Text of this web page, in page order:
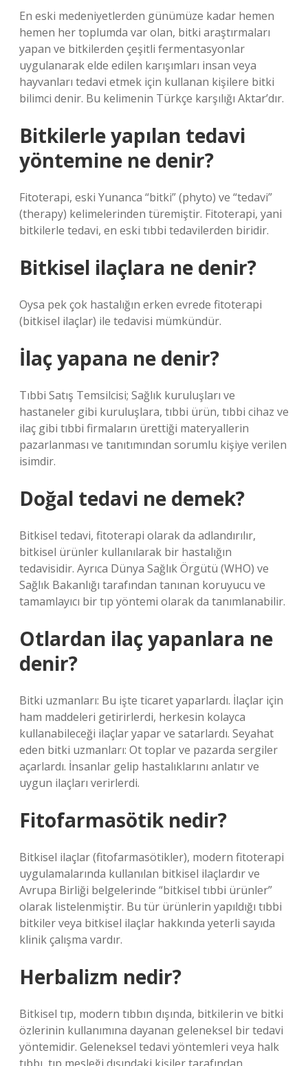
En eski medeniyetlerden günümüze kadar hemen
hemen her toplumda var olan, bitki araştırmaları
yapan ve bitkilerden çeşitli fermentasyonlar
uygulanarak elde edilen karışımları insan veya
hayvanları tedavi etmek için kullanan kişilere bitki
bilimci denir. Bu kelimenin Türkçe karşılığı Aktar’dır.
Bitkilerle yapılan tedavi
yöntemine ne denir?
Fitoterapi, eski Yunanca “bitki” (phyto) ve “tedavi”
(therapy) kelimelerinden türemiştir. Fitoterapi, yani
bitkilerle tedavi, en eski tıbbi tedavilerden biridir.
Bitkisel ilaçlara ne denir?
Oysa pek çok hastalığın erken evrede fitoterapi
(bitkisel ilaçlar) ile tedavisi mümkündür.
İlaç yapana ne denir?
Tıbbi Satış Temsilcisi; Sağlık kuruluşları ve
hastaneler gibi kuruluşlara, tıbbi ürün, tıbbi cihaz ve
ilaç gibi tıbbi firmaların ürettiği materyallerin
pazarlanması ve tanıtımından sorumlu kişiye verilen
isimdir.
Doğal tedavi ne demek?
Bitkisel tedavi, fitoterapi olarak da adlandırılır,
bitkisel ürünler kullanılarak bir hastalığın
tedavisidir. Ayrıca Dünya Sağlık Örgütü (WHO) ve
Sağlık Bakanlığı tarafından tanınan koruyucu ve
tamamlayıcı bir tıp yöntemi olarak da tanımlanabilir.
Otlardan ilaç yapanlara ne
denir?
Bitki uzmanları: Bu işte ticaret yaparlardı. İlaçlar için
ham maddeleri getirirlerdi, herkesin kolayca
kullanabileceği ilaçlar yapar ve satarlardı. Seyahat
eden bitki uzmanları: Ot toplar ve pazarda sergiler
açarlardı. İnsanlar gelip hastalıklarını anlatır ve
uygun ilaçları verirlerdi.
Fitofarmasötik nedir?
Bitkisel ilaçlar (fitofarmasötikler), modern fitoterapi
uygulamalarında kullanılan bitkisel ilaçlardır ve
Avrupa Birliği belgelerinde “bitkisel tıbbi ürünler”
olarak listelenmiştir. Bu tür ürünlerin yapıldığı tıbbi
bitkiler veya bitkisel ilaçlar hakkında yeterli sayıda
klinik çalışma vardır.
Herbalizm nedir?
Bitkisel tıp, modern tıbbın dışında, bitkilerin ve bitki
özlerinin kullanımına dayanan geleneksel bir tedavi
yöntemidir. Geleneksel tedavi yöntemleri veya halk